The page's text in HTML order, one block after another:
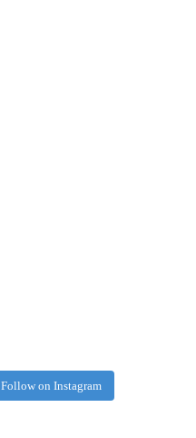
Follow on Instagram